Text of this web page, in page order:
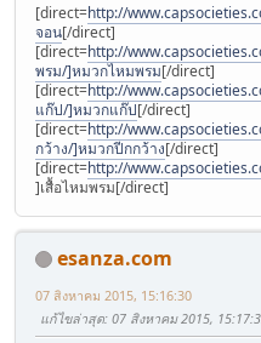
[direct=http://
จอน[/direct]
[direct=http://
พรม/]หมวกไหมพรม[/direct]
[direct=http://
แก๊ป/]หมวกแก๊ป[/direct]
[direct=http://
กว้าง/]หมวกปีกกว้าง[/direct]
[direct=http://
]เสื้อไหมพรม[/direct]
esanza.com
07 สิงหาคม 2015, 15:16:30
แก้ไขล่าสุด: 07 สิงหาคม 2015,